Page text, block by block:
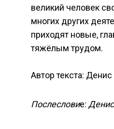
великий человек
многих других
приходят новые,
тяжёлым трудом.
Автор текста:
Послесловие: